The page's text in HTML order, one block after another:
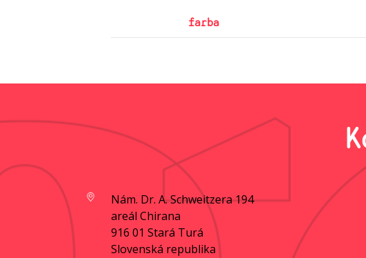
farba
Nám. Dr. A. Schweitzera 194
areál Chirana
916 01 Stará Turá
Slovenská republika